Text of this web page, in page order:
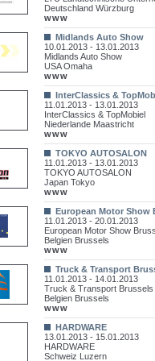
Deutschland Würzburg
www
Midlands Auto Show
10.01.2013 - 13.01.2013
Midlands Auto Show
USA Omaha
www
InterClassics &
11.01.2013 - 13.01.2013
InterClassics & TopMobiel
Niederlande Maastricht
www
TOKYO AUTOSALON
11.01.2013 - 13.01.2013
TOKYO AUTOSALON
Japan Tokyo
www
European Motor Show
11.01.2013 - 20.01.2013
European Motor Show
Belgien Brussels
www
Truck & Transport
11.01.2013 - 14.01.2013
Truck & Transport Brussels
Belgien Brussels
www
HARDWARE
13.01.2013 - 15.01.2013
HARDWARE
Schweiz Luzern